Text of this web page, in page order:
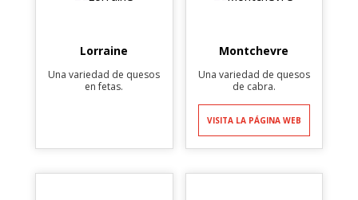
Lorraine
Una variedad de quesos
en fetas.
Montchevre
Una variedad de quesos
de cabra.
VISITA LA PÁGINA WEB